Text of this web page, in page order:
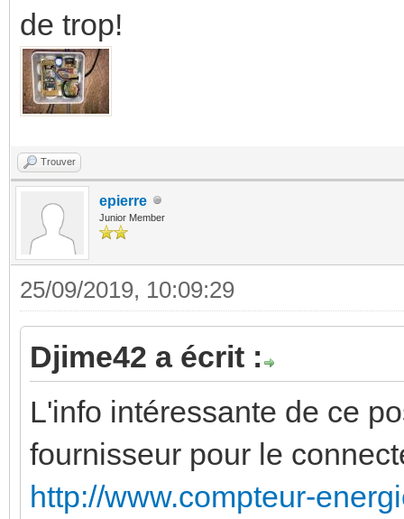
de trop!
Trouver
epierre
Junior Member
25/09/2019, 10:09:29
Djime42 a écrit :
L'info intéressante de ce
fournisseur pour le
http://www.compteur-